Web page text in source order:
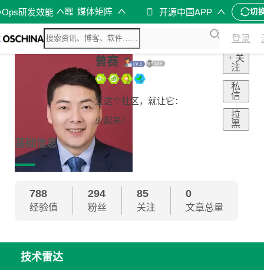
研发效能 媒体矩阵 开源中国APP 切
登录
曾赛
爱这个社区，就让它：
火起来！
+ 关
注
私
信
拉
黑
基础信息
788
经验值
294
粉丝
85
关注
0
文章总量
技术雷达